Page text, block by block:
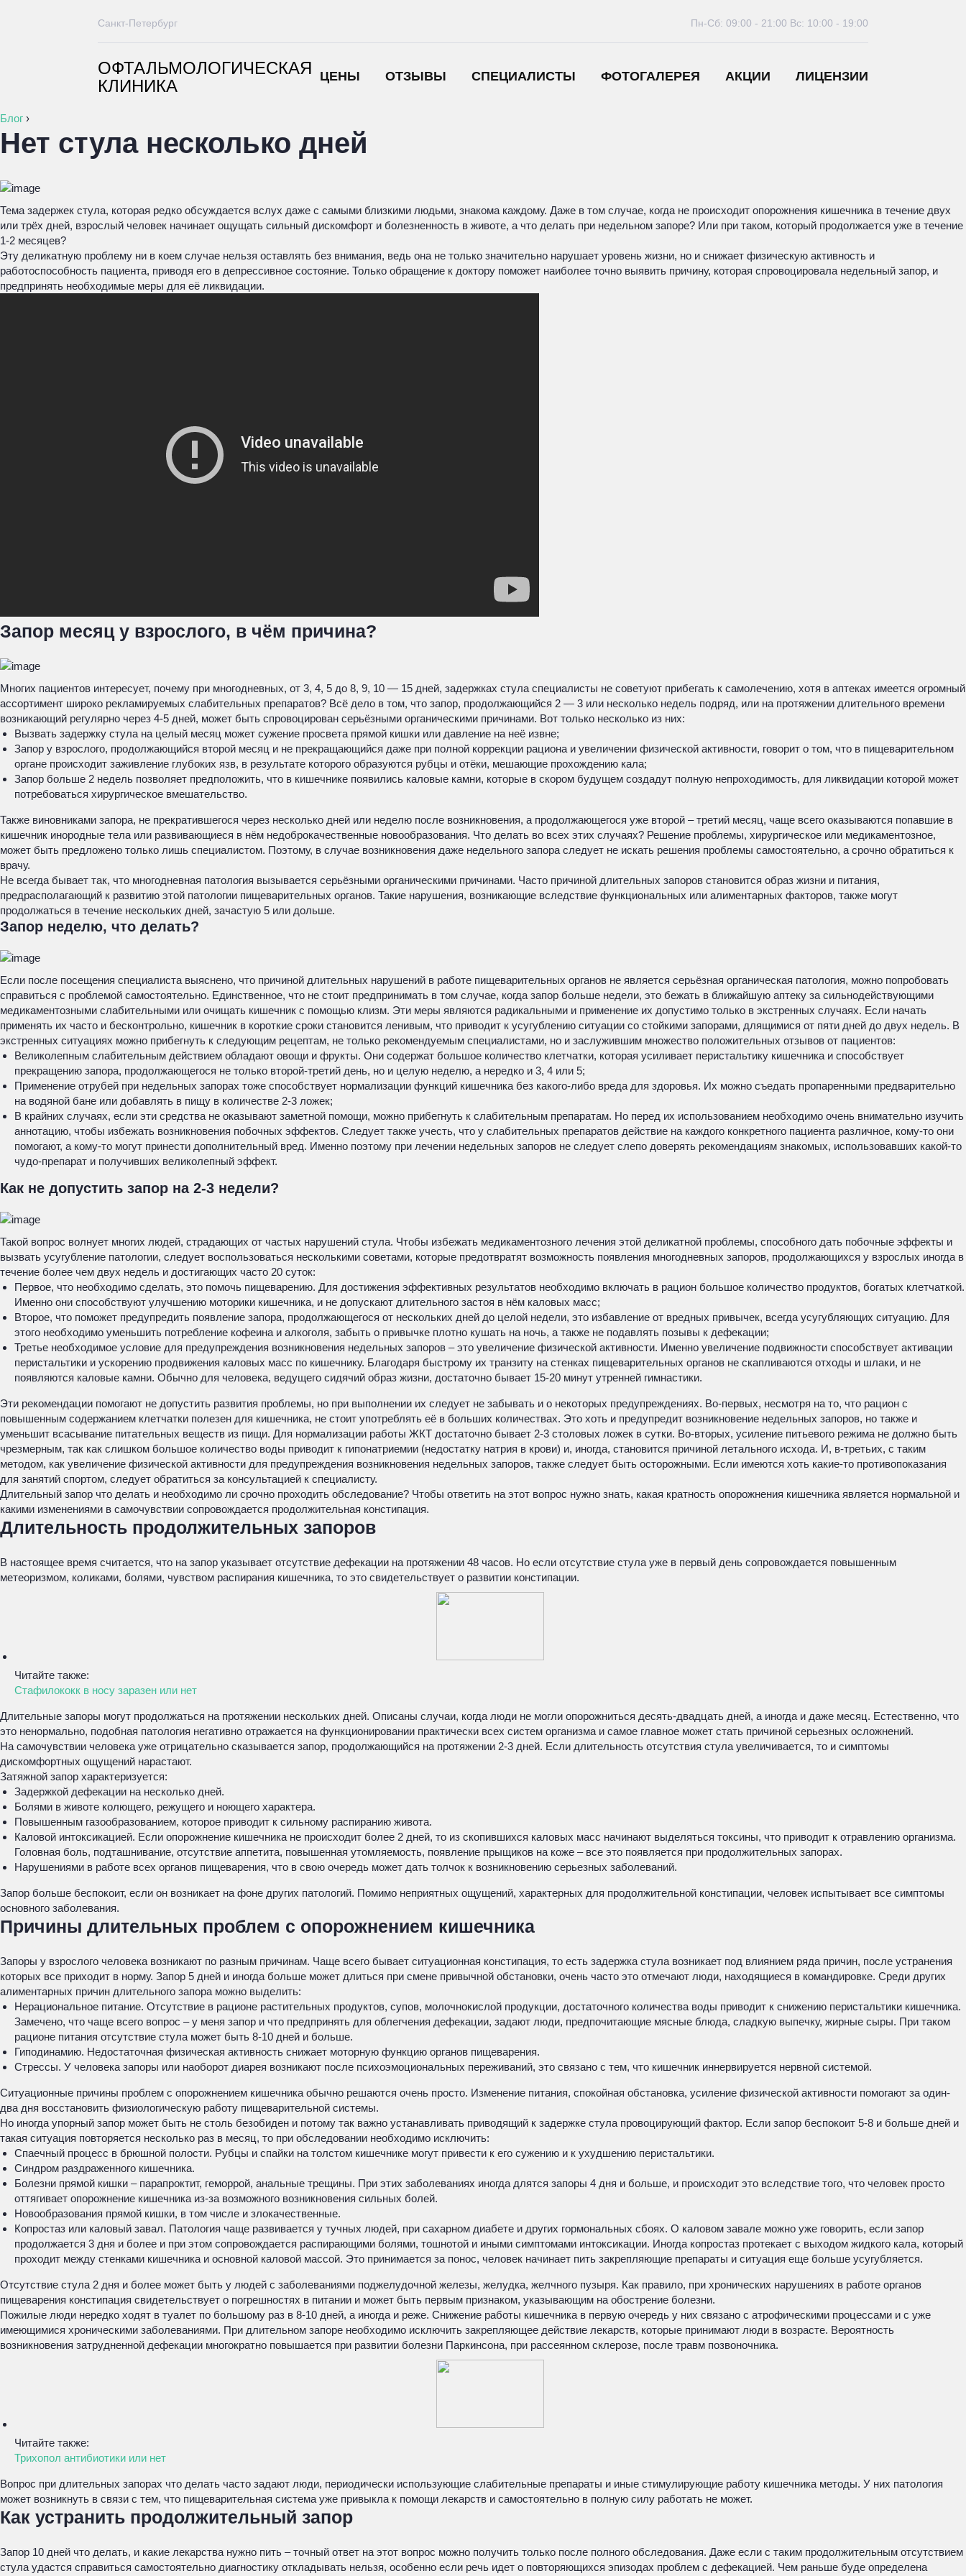
ОФТАЛЬМОЛОГИЧЕСКАЯ
КЛИНИКА
ЦЕНЫ ОТЗЫВЫ СПЕЦИАЛИСТЫ ФОТОГАЛЕРЕЯ АКЦИИ ЛИЦЕНЗИИ
Санкт-Петербург Пн-Сб: 09:00 - 21:00 Вс: 10:00 - 19:00
Блог ›
Нет стула несколько дней
Тема задержек стула, которая редко обсуждается вслух даже с самыми близкими людьми, знакома каждому. Даже в том случае, когда не происходит опорожнения кишечника в течение двух
или трёх дней, взрослый человек начинает ощущать сильный дискомфорт и болезненность в животе, а что делать при недельном запоре? Или при таком, который продолжается уже в течение
1-2 месяцев?
Эту деликатную проблему ни в коем случае нельзя оставлять без внимания, ведь она не только значительно нарушает уровень жизни, но и снижает физическую активность и
работоспособность пациента, приводя его в депрессивное состояние. Только обращение к доктору поможет наиболее точно выявить причину, которая спровоцировала недельный запор, и
предпринять необходимые меры для её ликвидации.
Запор месяц у взрослого, в чём причина?
Многих пациентов интересует, почему при многодневных, от 3, 4, 5 до 8, 9, 10 — 15 дней, задержках стула специалисты не советуют прибегать к самолечению, хотя в аптеках имеется огромный
ассортимент широко рекламируемых слабительных препаратов? Всё дело в том, что запор, продолжающийся 2 — 3 или несколько недель подряд, или на протяжении длительного времени
возникающий регулярно через 4-5 дней, может быть спровоцирован серьёзными органическими причинами. Вот только несколько из них:
Вызвать задержку стула на целый месяц может сужение просвета прямой кишки или давление на неё извне;
Запор у взрослого, продолжающийся второй месяц и не прекращающийся даже при полной коррекции рациона и увеличении физической активности, говорит о том, что в пищеварительном
органе происходит заживление глубоких язв, в результате которого образуются рубцы и отёки, мешающие прохождению кала;
Запор больше 2 недель позволяет предположить, что в кишечнике появились каловые камни, которые в скором будущем создадут полную непроходимость, для ликвидации которой может
потребоваться хирургическое вмешательство.
Также виновниками запора, не прекратившегося через несколько дней или неделю после возникновения, а продолжающегося уже второй – третий месяц, чаще всего оказываются попавшие в
кишечник инородные тела или развивающиеся в нём недоброкачественные новообразования. Что делать во всех этих случаях? Решение проблемы, хирургическое или медикаментозное,
может быть предложено только лишь специалистом. Поэтому, в случае возникновения даже недельного запора следует не искать решения проблемы самостоятельно, а срочно обратиться к
врачу.
Не всегда бывает так, что многодневная патология вызывается серьёзными органическими причинами. Часто причиной длительных запоров становится образ жизни и питания,
предрасполагающий к развитию этой патологии пищеварительных органов. Такие нарушения, возникающие вследствие функциональных или алиментарных факторов, также могут
продолжаться в течение нескольких дней, зачастую 5 или дольше.
Запор неделю, что делать?
Если после посещения специалиста выяснено, что причиной длительных нарушений в работе пищеварительных органов не является серьёзная органическая патология, можно попробовать
справиться с проблемой самостоятельно. Единственное, что не стоит предпринимать в том случае, когда запор больше недели, это бежать в ближайшую аптеку за сильнодействующими
медикаментозными слабительными или очищать кишечник с помощью клизм. Эти меры являются радикальными и применение их допустимо только в экстренных случаях. Если начать
применять их часто и бесконтрольно, кишечник в короткие сроки становится ленивым, что приводит к усугублению ситуации со стойкими запорами, длящимися от пяти дней до двух недель. В
экстренных ситуациях можно прибегнуть к следующим рецептам, не только рекомендуемым специалистами, но и заслужившим множество положительных отзывов от пациентов:
Великолепным слабительным действием обладают овощи и фрукты. Они содержат большое количество клетчатки, которая усиливает перистальтику кишечника и способствует
прекращению запора, продолжающегося не только второй-третий день, но и целую неделю, а нередко и 3, 4 или 5;
Применение отрубей при недельных запорах тоже способствует нормализации функций кишечника без какого-либо вреда для здоровья. Их можно съедать пропаренными предварительно
на водяной бане или добавлять в пищу в количестве 2-3 ложек;
В крайних случаях, если эти средства не оказывают заметной помощи, можно прибегнуть к слабительным препаратам. Но перед их использованием необходимо очень внимательно изучить
аннотацию, чтобы избежать возникновения побочных эффектов. Следует также учесть, что у слабительных препаратов действие на каждого конкретного пациента различное, кому-то они
помогают, а кому-то могут принести дополнительный вред. Именно поэтому при лечении недельных запоров не следует слепо доверять рекомендациям знакомых, использовавших какой-то
чудо-препарат и получивших великолепный эффект.
Как не допустить запор на 2-3 недели?
Такой вопрос волнует многих людей, страдающих от частых нарушений стула. Чтобы избежать медикаментозного лечения этой деликатной проблемы, способного дать побочные эффекты и
вызвать усугубление патологии, следует воспользоваться несколькими советами, которые предотвратят возможность появления многодневных запоров, продолжающихся у взрослых иногда в
течение более чем двух недель и достигающих часто 20 суток:
Первое, что необходимо сделать, это помочь пищеварению. Для достижения эффективных результатов необходимо включать в рацион большое количество продуктов, богатых клетчаткой.
Именно они способствуют улучшению моторики кишечника, и не допускают длительного застоя в нём каловых масс;
Второе, что поможет предупредить появление запора, продолжающегося от нескольких дней до целой недели, это избавление от вредных привычек, всегда усугубляющих ситуацию. Для
этого необходимо уменьшить потребление кофеина и алкоголя, забыть о привычке плотно кушать на ночь, а также не подавлять позывы к дефекации;
Третье необходимое условие для предупреждения возникновения недельных запоров – это увеличение физической активности. Именно увеличение подвижности способствует активации
перистальтики и ускорению продвижения каловых масс по кишечнику. Благодаря быстрому их транзиту на стенках пищеварительных органов не скапливаются отходы и шлаки, и не
появляются каловые камни. Обычно для человека, ведущего сидячий образ жизни, достаточно бывает 15-20 минут утренней гимнастики.
Эти рекомендации помогают не допустить развития проблемы, но при выполнении их следует не забывать и о некоторых предупреждениях. Во-первых, несмотря на то, что рацион с
повышенным содержанием клетчатки полезен для кишечника, не стоит употреблять её в больших количествах. Это хоть и предупредит возникновение недельных запоров, но также и
уменьшит всасывание питательных веществ из пищи. Для нормализации работы ЖКТ достаточно бывает 2-3 столовых ложек в сутки. Во-вторых, усиление питьевого режима не должно быть
чрезмерным, так как слишком большое количество воды приводит к гипонатриемии (недостатку натрия в крови) и, иногда, становится причиной летального исхода. И, в-третьих, с таким
методом, как увеличение физической активности для предупреждения возникновения недельных запоров, также следует быть осторожными. Если имеются хоть какие-то противопоказания
для занятий спортом, следует обратиться за консультацией к специалисту.
Длительный запор что делать и необходимо ли срочно проходить обследование? Чтобы ответить на этот вопрос нужно знать, какая кратность опорожнения кишечника является нормальной и
какими изменениями в самочувствии сопровождается продолжительная констипация.
Длительность продолжительных запоров
В настоящее время считается, что на запор указывает отсутствие дефекации на протяжении 48 часов. Но если отсутствие стула уже в первый день сопровождается повышенным
метеоризмом, коликами, болями, чувством распирания кишечника, то это свидетельствует о развитии констипации.
Читайте также:
Стафилококк в носу заразен или нет
Длительные запоры могут продолжаться на протяжении нескольких дней. Описаны случаи, когда люди не могли опорожниться десять-двадцать дней, а иногда и даже месяц. Естественно, что
это ненормально, подобная патология негативно отражается на функционировании практически всех систем организма и самое главное может стать причиной серьезных осложнений.
На самочувствии человека уже отрицательно сказывается запор, продолжающийся на протяжении 2-3 дней. Если длительность отсутствия стула увеличивается, то и симптомы
дискомфортных ощущений нарастают.
Затяжной запор характеризуется:
Задержкой дефекации на несколько дней.
Болями в животе колющего, режущего и ноющего характера.
Повышенным газообразованием, которое приводит к сильному распиранию живота.
Каловой интоксикацией. Если опорожнение кишечника не происходит более 2 дней, то из скопившихся каловых масс начинают выделяться токсины, что приводит к отравлению организма.
Головная боль, подташнивание, отсутствие аппетита, повышенная утомляемость, появление прыщиков на коже – все это появляется при продолжительных запорах.
Нарушениями в работе всех органов пищеварения, что в свою очередь может дать толчок к возникновению серьезных заболеваний.
Запор больше беспокоит, если он возникает на фоне других патологий. Помимо неприятных ощущений, характерных для продолжительной констипации, человек испытывает все симптомы
основного заболевания.
Причины длительных проблем с опорожнением кишечника
Запоры у взрослого человека возникают по разным причинам. Чаще всего бывает ситуационная констипация, то есть задержка стула возникает под влиянием ряда причин, после устранения
которых все приходит в норму. Запор 5 дней и иногда больше может длиться при смене привычной обстановки, очень часто это отмечают люди, находящиеся в командировке. Среди других
алиментарных причин длительного запора можно выделить:
Нерациональное питание. Отсутствие в рационе растительных продуктов, супов, молочнокислой продукции, достаточного количества воды приводит к снижению перистальтики кишечника.
Замечено, что чаще всего вопрос – у меня запор и что предпринять для облегчения дефекации, задают люди, предпочитающие мясные блюда, сладкую выпечку, жирные сыры. При таком
рационе питания отсутствие стула может быть 8-10 дней и больше.
Гиподинамию. Недостаточная физическая активность снижает моторную функцию органов пищеварения.
Стрессы. У человека запоры или наоборот диарея возникают после психоэмоциональных переживаний, это связано с тем, что кишечник иннервируется нервной системой.
Ситуационные причины проблем с опорожнением кишечника обычно решаются очень просто. Изменение питания, спокойная обстановка, усиление физической активности помогают за один-
два дня восстановить физиологическую работу пищеварительной системы.
Но иногда упорный запор может быть не столь безобиден и потому так важно устанавливать приводящий к задержке стула провоцирующий фактор. Если запор беспокоит 5-8 и больше дней и
такая ситуация повторяется несколько раз в месяц, то при обследовании необходимо исключить:
Спаечный процесс в брюшной полости. Рубцы и спайки на толстом кишечнике могут привести к его сужению и к ухудшению перистальтики.
Синдром раздраженного кишечника.
Болезни прямой кишки – парапроктит, геморрой, анальные трещины. При этих заболеваниях иногда длятся запоры 4 дня и больше, и происходит это вследствие того, что человек просто
оттягивает опорожнение кишечника из-за возможного возникновения сильных болей.
Новообразования прямой кишки, в том числе и злокачественные.
Копростаз или каловый завал. Патология чаще развивается у тучных людей, при сахарном диабете и других гормональных сбоях. О каловом завале можно уже говорить, если запор
продолжается 3 дня и более и при этом сопровождается распирающими болями, тошнотой и иными симптомами интоксикации. Иногда копростаз протекает с выходом жидкого кала, который
проходит между стенками кишечника и основной каловой массой. Это принимается за понос, человек начинает пить закрепляющие препараты и ситуация еще больше усугубляется.
Отсутствие стула 2 дня и более может быть у людей с заболеваниями поджелудочной железы, желудка, желчного пузыря. Как правило, при хронических нарушениях в работе органов
пищеварения констипация свидетельствует о погрешностях в питании и может быть первым признаком, указывающим на обострение болезни.
Пожилые люди нередко ходят в туалет по большому раз в 8-10 дней, а иногда и реже. Снижение работы кишечника в первую очередь у них связано с атрофическими процессами и с уже
имеющимися хроническими заболеваниями. При длительном запоре необходимо исключить закрепляющее действие лекарств, которые принимают люди в возрасте. Вероятность
возникновения затрудненной дефекации многократно повышается при развитии болезни Паркинсона, при рассеянном склерозе, после травм позвоночника.
Читайте также:
Трихопол антибиотики или нет
Вопрос при длительных запорах что делать часто задают люди, периодически использующие слабительные препараты и иные стимулирующие работу кишечника методы. У них патология
может возникнуть в связи с тем, что пищеварительная система уже привыкла к помощи лекарств и самостоятельно в полную силу работать не может.
Как устранить продолжительный запор
Запор 10 дней что делать, и какие лекарства нужно пить – точный ответ на этот вопрос можно получить только после полного обследования. Даже если с таким продолжительным отсутствием
стула удастся справиться самостоятельно диагностику откладывать нельзя, особенно если речь идет о повторяющихся эпизодах проблем с дефекацией. Чем раньше буде определена